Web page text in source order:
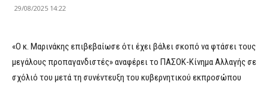
29/08/2025 14:22
«Ο κ. Μαρινάκης επιβεβαίωσε ότι έχει βάλει σκοπό να φτάσει τους
μεγάλους προπαγανδιστές» αναφέρει το ΠΑΣΟΚ-Κίνημα Αλλαγής σε
σχόλιό του μετά τη συνέντευξη του κυβερνητικού εκπροσώπου